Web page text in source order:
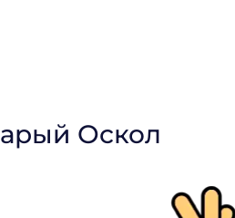
Оскол